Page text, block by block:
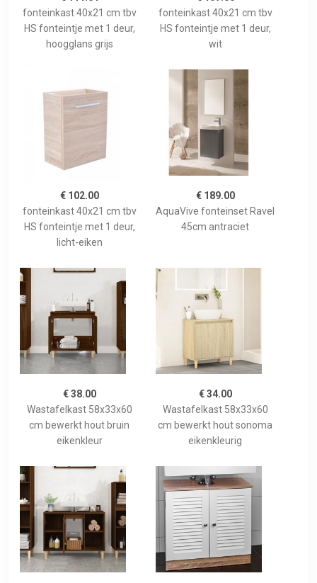
fonteinkast 40x21 cm tbv
HS fonteintje met 1 deur,
hoogglans grijs
fonteinkast 40x21 cm tbv
HS fonteintje met 1 deur,
wit
€ 102.00
fonteinkast 40x21 cm tbv
HS fonteintje met 1 deur,
licht-eiken
€ 189.00
AquaVive fonteinset Ravel
45cm antraciet
€ 38.00
Wastafelkast 58x33x60
cm bewerkt hout bruin
eikenkleur
€ 34.00
Wastafelkast 58x33x60
cm bewerkt hout sonoma
eikenkleurig